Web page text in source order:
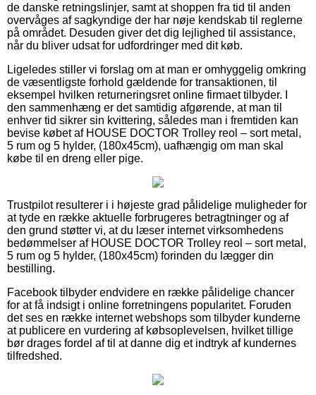
de danske retningslinjer, samt at shoppen fra tid til anden
overvåges af sagkyndige der har nøje kendskab til reglerne
på området. Desuden giver det dig lejlighed til assistance,
når du bliver udsat for udfordringer med dit køb.
Ligeledes stiller vi forslag om at man er omhyggelig omkring
de væsentligste forhold gældende for transaktionen, til
eksempel hvilken returneringsret online firmaet tilbyder. I
den sammenhæng er det samtidig afgørende, at man til
enhver tid sikrer sin kvittering, således man i fremtiden kan
bevise købet af HOUSE DOCTOR Trolley reol – sort metal,
5 rum og 5 hylder, (180x45cm), uafhængig om man skal
købe til en dreng eller pige.
Trustpilot resulterer i i højeste grad pålidelige muligheder for
at tyde en række aktuelle forbrugeres betragtninger og af
den grund støtter vi, at du læser internet virksomhedens
bedømmelser af HOUSE DOCTOR Trolley reol – sort metal,
5 rum og 5 hylder, (180x45cm) forinden du lægger din
bestilling.
Facebook tilbyder endvidere en række pålidelige chancer
for at få indsigt i online forretningens popularitet. Foruden
det ses en række internet webshops som tilbyder kunderne
at publicere en vurdering af købsoplevelsen, hvilket tillige
bør drages fordel af til at danne dig et indtryk af kundernes
tilfredshed.